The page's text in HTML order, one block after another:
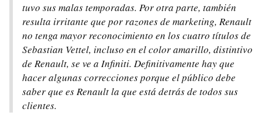
tuvo sus malas temporadas. Por otra parte, también
resulta irritante que por razones de marketing, Renault
no tenga mayor reconocimiento en los cuatro títulos de
Sebastian Vettel, incluso en el color amarillo, distintivo
de Renault, se ve a Infiniti. Definitivamente hay que
hacer algunas correcciones porque el público debe
saber que es Renault la que está detrás de todos sus
clientes.